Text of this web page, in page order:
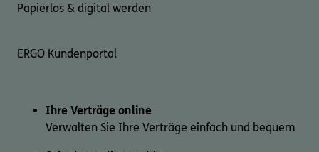
Papierlos & digital werden
ERGO Kundenportal
Ihre Verträge online
Verwalten Sie Ihre Verträge einfach und bequem